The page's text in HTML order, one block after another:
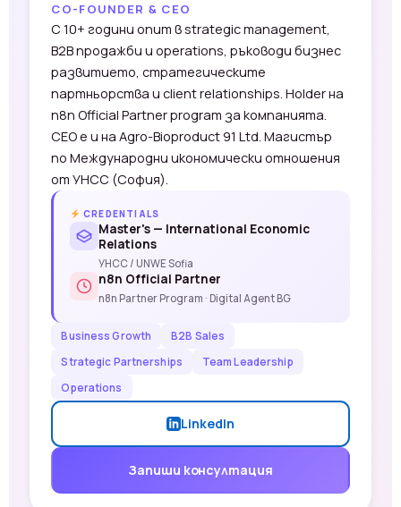
CO-FOUNDER & CEO
С 10+ години опит в strategic management,
B2B продажби и operations, ръководи бизнес
развитието, стратегическите
партньорства и client relationships. Holder на
n8n Official Partner program за компанията.
CEO е и на Agro-Bioproduct 91 Ltd. Магистър
по Международни икономически отношения
от УНСС (София).
CREDENTIALS
Master's — International Economic
Relations
УНСС / UNWE Sofia
n8n Official Partner
n8n Partner Program · Digital Agent BG
Business Growth
B2B Sales
Strategic Partnerships
Team Leadership
Operations
LinkedIn
Запиши консултация